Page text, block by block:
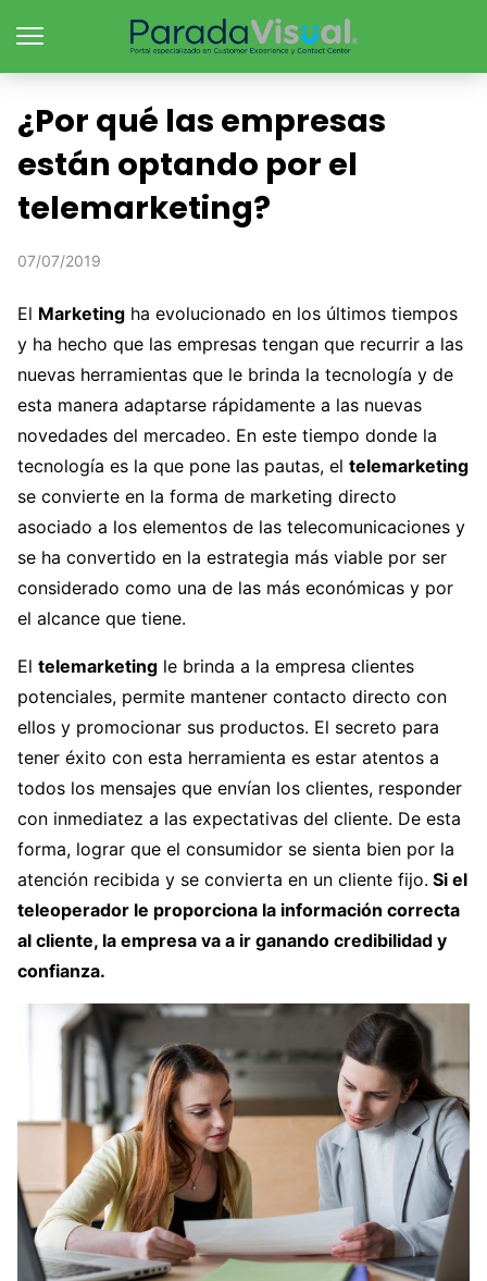
¿Por qué las empresas
están optando por el
telemarketing?
07/07/2019
El Marketing ha evolucionado en los últimos tiempos
y ha hecho que las empresas tengan que recurrir a las
nuevas herramientas que le brinda la tecnología y de
esta manera adaptarse rápidamente a las nuevas
novedades del mercadeo. En este tiempo donde la
tecnología es la que pone las pautas, el telemarketing
se convierte en la forma de marketing directo
asociado a los elementos de las telecomunicaciones y
se ha convertido en la estrategia más viable por ser
considerado como una de las más económicas y por
el alcance que tiene.
El telemarketing le brinda a la empresa clientes
potenciales, permite mantener contacto directo con
ellos y promocionar sus productos. El secreto para
tener éxito con esta herramienta es estar atentos a
todos los mensajes que envían los clientes, responder
con inmediatez a las expectativas del cliente. De esta
forma, lograr que el consumidor se sienta bien por la
atención recibida y se convierta en un cliente fijo. Si el
teleoperador le proporciona la información correcta
al cliente, la empresa va a ir ganando credibilidad y
confianza.